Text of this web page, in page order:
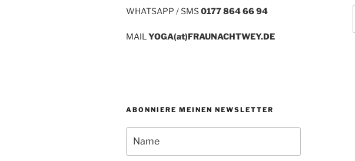
WHATSAPP / SMS0177 864 66 94
MAIL YOGA(at)FRAUNACHTWEY.DE
ABONNIERE MEINEN NEWSLETTER